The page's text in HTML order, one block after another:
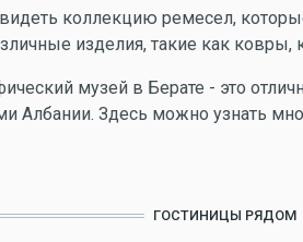
коллекцию ремесел,
изделия, такие как ковры,
музей в Берате - это
Албании. Здесь можно узнать
ГОСТИНИЦЫ РЯДОМ